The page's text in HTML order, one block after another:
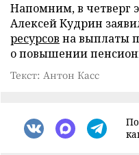
Напомним, в четверг
Алексей Кудрин
ресурсов на выплаты
о повышении
Текст: Антон Касс